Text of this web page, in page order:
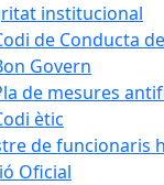
institucional
de Conducta
Govern
de mesures
ètic
de funcionaris
Oficial